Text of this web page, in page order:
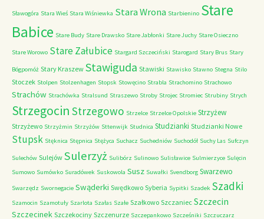
Sławogóra Stara Wieś Stara Wiśniewka Stara Wrona Starbienino Stare
Babice Stare Budy Stare Drawsko Stare Jabłonki Stare Juchy Stare Osieczno
Stare Worowo Stare Załubice Stargard Szczeciński Starogard Stary Brus Stary
Bógpomóż Stary Kraszew Stawiguda Stawiski Stawisko Stawno Stegna Stilo
Stoczek Stolpen Stolzenhagen Stopsk Stowęcino Strabla Strachomino Strachowo
Strachów Strachówka Stralsund Straszewo Stroby Strojec Stromiec Strubiny Strych
Strzegocin Strzegowo Strzelce Strzelce Opolskie Strzyżew
Strzyżewo Strzyżmin Strzyżów Sttenwijk Studnica Studzianki Studzianki Nowe
Stupsk Stęknica Stępnica Stężyca Suchacz Suchedniów Suchodół Suchy Las Sufczyn
Sulechów Sulejów Sulerzyż Sulibórz Sulinowo Sulisławice Sulmierzyce Sulęcin
Sumowo Sumówko Suradówek Suskowola Susz Suwałki Svendborg Swarzewo
Swarzędz Swornegacie Swąderki Swędkowo Syberia Sypitki Szadek Szadki
Szamocin Szamotuły Szarlota Szałas Szałe Szałkowo Szczaniec Szczecin
Szczecinek Szczekociny Szczenurze Szczepankowo Szcześniki Szczuczarz